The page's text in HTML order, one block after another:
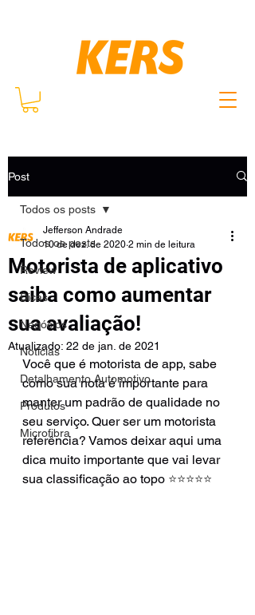
Post
Todos os posts
Review
Dicas
Negócios
Notícias
Detalhamento Automotivo
Produtos
Microfibra
Todos os posts
Motorista de aplicativo
saiba como aumentar
sua avaliação!
Jefferson Andrade
10 de dez. de 2020 2 min de leitura
Atualizado: 22 de jan. de 2021
Você que é motorista de app, sabe
como sua nota é importante para
manter um padrão de qualidade no
seu serviço. Quer ser um motorista
referência? Vamos deixar aqui uma
dica muito importante que vai levar
sua classificação ao topo ⭐️⭐️⭐️⭐️⭐️